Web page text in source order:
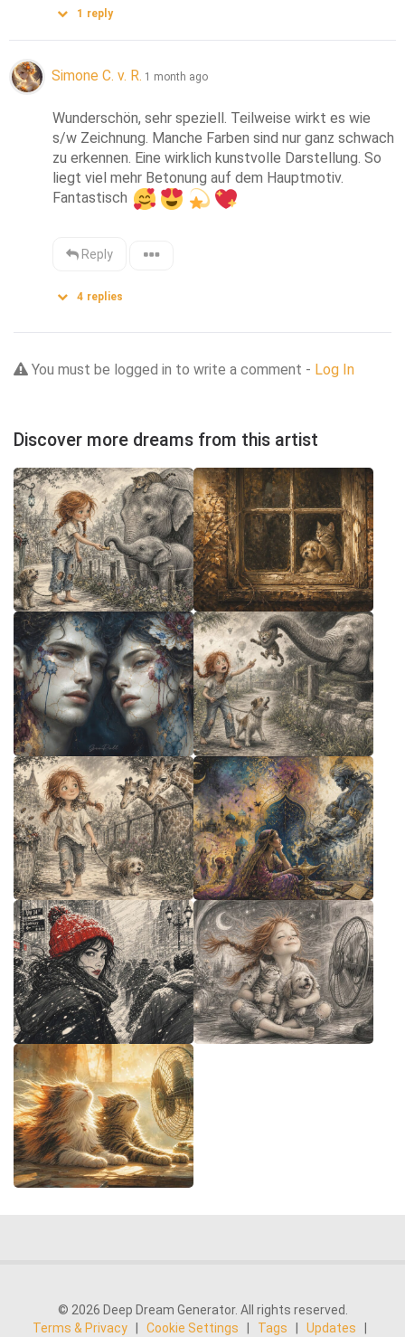
1 reply
Simone C. v. R. 1 month ago
Wunderschön, sehr speziell. Teilweise wirkt es wie
s/w Zeichnung. Manche Farben sind nur ganz schwach
zu erkennen. Eine wirklich kunstvolle Darstellung. So
liegt viel mehr Betonung auf dem Hauptmotiv.
Fantastisch
Reply
4 replies
You must be logged in to write a comment - Log In
Discover more dreams from this artist
© 2026 Deep Dream Generator. All rights reserved.
Terms & Privacy
Cookie Settings Tags Updates